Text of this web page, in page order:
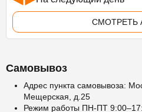
СМОТРЕТЬ
Самовывоз
Адрес пункта самовывоза:
Мещерская, д.25
Режим работы ПН-ПТ